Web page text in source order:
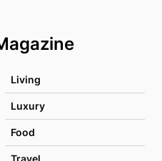
Living
Luxury
Food
Travel